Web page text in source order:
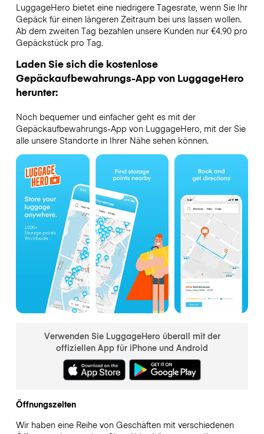
LuggageHero bietet eine niedrigere Tagesrate, wenn Sie Ihr
Gepäck für einen längeren Zeitraum bei uns lassen wollen.
Ab dem zweiten Tag bezahlen unsere Kunden nur €4.90 pro
Gepäckstück pro Tag.
Laden Sie sich die kostenlose
Gepäckaufbewahrungs-App von LuggageHero
herunter:
Noch bequemer und einfacher geht es mit der
Gepäckaufbewahrungs-App von LuggageHero, mit der Sie
alle unsere Standorte in Ihrer Nähe sehen können.
Verwenden Sie LuggageHero überall mit der
offiziellen App für iPhone und Android
Öffnungszeiten
Wir haben eine Reihe von Geschäften mit verschiedenen